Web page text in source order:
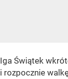
Iga Świątek
i rozpocznie